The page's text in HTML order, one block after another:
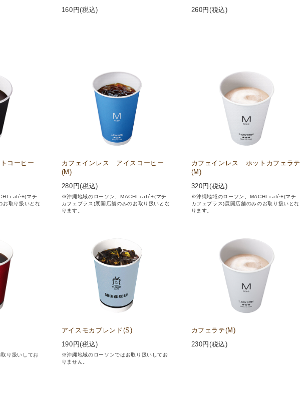
160 円(税込)
260円(税込)
コーヒー
café+(マチ
お取り扱いとな
カフェインレス アイスコーヒー
(M)
280 円(税込)
※沖縄地域のローソン、MACHI café+(マチ
カフェプラス)展開店舗のみのお取り扱いとな
ります。
カフェインレス ホットカフェラテ
(M)
320円(税込)
※沖縄地域のローソン、MACHI café+(マチ
カフェプラス)展開店舗のみのお取り扱いとな
ります。
り扱いしてお
アイスモカブレンド(S)
190 円(税込)
※沖縄地域のローソンではお取り扱いしてお
りません。
カフェラテ(M)
230円(税込)